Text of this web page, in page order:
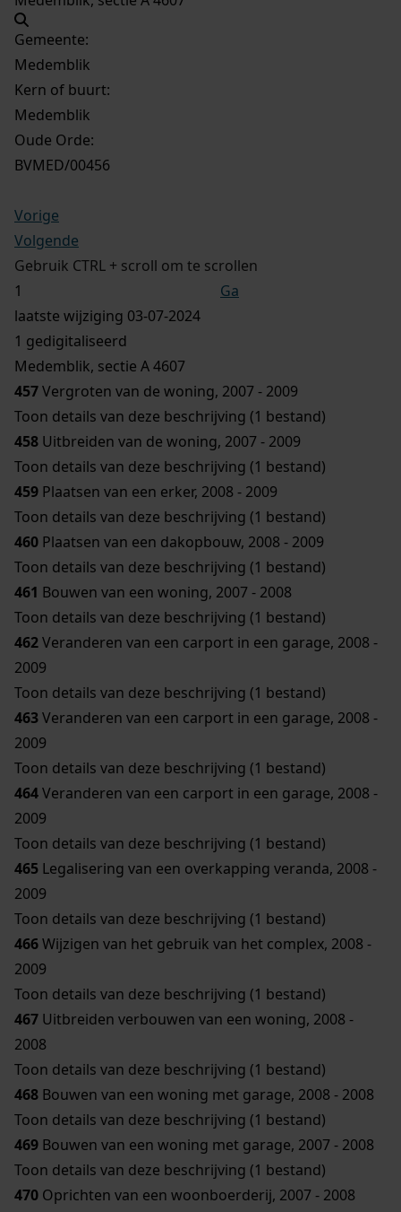
Gemeente:
Medemblik
Kern of buurt:
Medemblik
Oude Orde:
BVMED/00456
Vorige
Volgende
Gebruik CTRL + scroll om te scrollen
Ga
laatste wijziging 03-07-2024
1 gedigitaliseerd
Medemblik, sectie A 4607
457Vergroten van de woning, 2007 - 2009
Toon details van deze beschrijving (1 bestand)
458 Uitbreiden van de woning, 2007 - 2009
Toon details van deze beschrijving (1 bestand)
459 Plaatsen van een erker, 2008 - 2009
Toon details van deze beschrijving (1 bestand)
460 Plaatsen van een dakopbouw, 2008 - 2009
Toon details van deze beschrijving (1 bestand)
461 Bouwen van een woning, 2007 - 2008
Toon details van deze beschrijving (1 bestand)
462Veranderen van een carport in een garage, 2008 -
2009
Toon details van deze beschrijving (1 bestand)
463Veranderen van een carport in een garage, 2008 -
2009
Toon details van deze beschrijving (1 bestand)
464Veranderen van een carport in een garage, 2008 -
2009
Toon details van deze beschrijving (1 bestand)
465 Legalisering van een overkapping veranda, 2008 -
2009
Toon details van deze beschrijving (1 bestand)
466Wijzigen van het gebruik van het complex, 2008 -
2009
Toon details van deze beschrijving (1 bestand)
467 Uitbreiden verbouwen van een woning, 2008 -
2008
Toon details van deze beschrijving (1 bestand)
468 Bouwen van een woning met garage, 2008 - 2008
Toon details van deze beschrijving (1 bestand)
469 Bouwen van een woning met garage, 2007 - 2008
Toon details van deze beschrijving (1 bestand)
470 Oprichten van een woonboerderij, 2007 - 2008